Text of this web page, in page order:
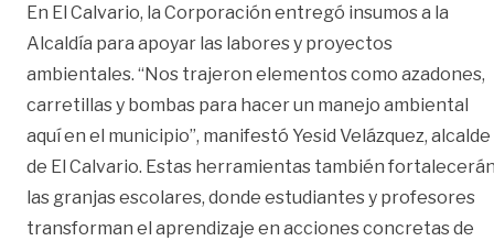
En El Calvario, la Corporación entregó insumos a la
Alcaldía para apoyar las labores y proyectos
ambientales. “Nos trajeron elementos como azadones,
carretillas y bombas para hacer un manejo ambiental
aquí en el municipio”, manifestó Yesid Velázquez, alcalde
de El Calvario. Estas herramientas también
las granjas escolares, donde estudiantes y profesores
transforman el aprendizaje en acciones concretas de